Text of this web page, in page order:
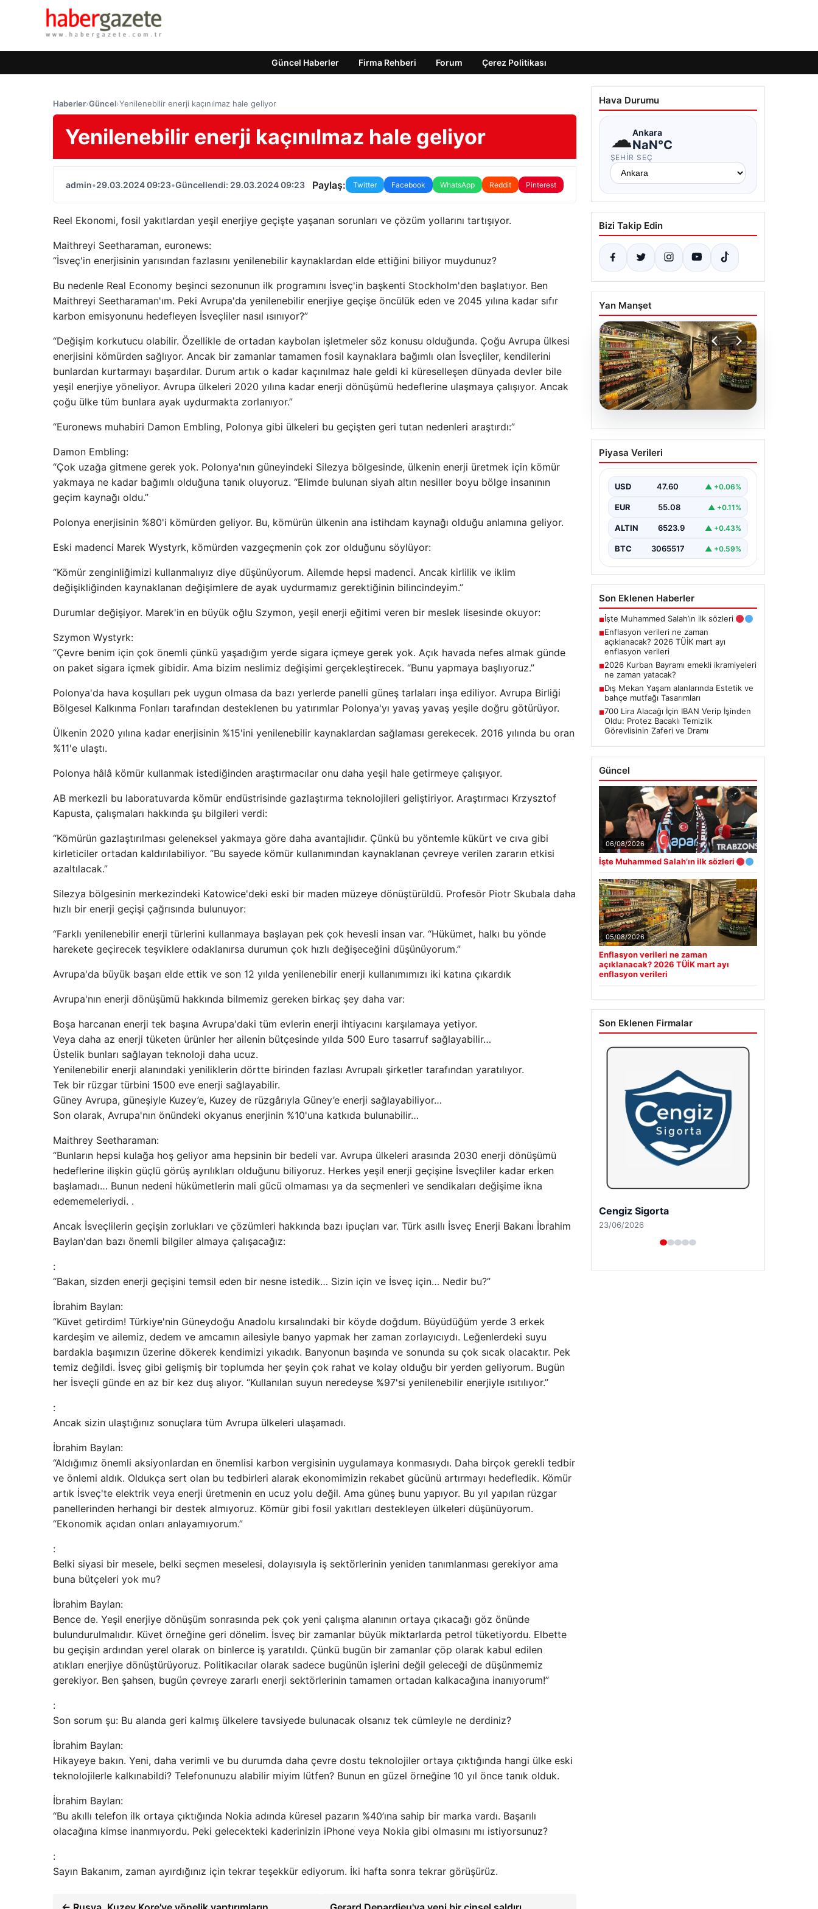
Güncel Haberler Firma Rehberi Forum Çerez Politikası
Haberler›Güncel›Yenilenebilir enerji kaçınılmaz hale geliyor
Yenilenebilir enerji kaçınılmaz hale geliyor
admin•29.03.2024 09:23•Güncellendi: 29.03.2024 09:23 Paylaş: Twitter Facebook WhatsApp Reddit Pinterest
Reel Ekonomi, fosil yakıtlardan yeşil enerjiye geçişte yaşanan sorunları ve çözüm yollarını tartışıyor.
Maithreyi Seetharaman, euronews:
“İsveç'in enerjisinin yarısından fazlasını yenilenebilir kaynaklardan elde ettiğini biliyor muydunuz?
Bu nedenle Real Economy beşinci sezonunun ilk programını İsveç'in başkenti Stockholm'den başlatıyor. Ben
Maithreyi Seetharaman'ım. Peki Avrupa'da yenilenebilir enerjiye geçişe öncülük eden ve 2045 yılına kadar sıfır
karbon emisyonunu hedefleyen İsveçliler nasıl ısınıyor?”
“Değişim korkutucu olabilir. Özellikle de ortadan kaybolan işletmeler söz konusu olduğunda. Çoğu Avrupa ülkesi
enerjisini kömürden sağlıyor. Ancak bir zamanlar tamamen fosil kaynaklara bağımlı olan İsveçliler, kendilerini
bunlardan kurtarmayı başardılar. Durum artık o kadar kaçınılmaz hale geldi ki küreselleşen dünyada devler bile
yeşil enerjiye yöneliyor. Avrupa ülkeleri 2020 yılına kadar enerji dönüşümü hedeflerine ulaşmaya çalışıyor. Ancak
çoğu ülke tüm bunlara ayak uydurmakta zorlanıyor.”
“Euronews muhabiri Damon Embling, Polonya gibi ülkeleri bu geçişten geri tutan nedenleri araştırdı:”
Damon Embling:
“Çok uzağa gitmene gerek yok. Polonya'nın güneyindeki Silezya bölgesinde, ülkenin enerji üretmek için kömür
yakmaya ne kadar bağımlı olduğuna tanık oluyoruz. “Elimde bulunan siyah altın nesiller boyu bölge insanının
geçim kaynağı oldu.”
Polonya enerjisinin %80'i kömürden geliyor. Bu, kömürün ülkenin ana istihdam kaynağı olduğu anlamına geliyor.
Eski madenci Marek Wystyrk, kömürden vazgeçmenin çok zor olduğunu söylüyor:
“Kömür zenginliğimizi kullanmalıyız diye düşünüyorum. Ailemde hepsi madenci. Ancak kirlilik ve iklim
değişikliğinden kaynaklanan değişimlere de ayak uydurmamız gerektiğinin bilincindeyim.”
Durumlar değişiyor. Marek'in en büyük oğlu Szymon, yeşil enerji eğitimi veren bir meslek lisesinde okuyor:
Szymon Wystyrk:
“Çevre benim için çok önemli çünkü yaşadığım yerde sigara içmeye gerek yok. Açık havada nefes almak günde
on paket sigara içmek gibidir. Ama bizim neslimiz değişimi gerçekleştirecek. “Bunu yapmaya başlıyoruz.”
Polonya'da hava koşulları pek uygun olmasa da bazı yerlerde panelli güneş tarlaları inşa ediliyor. Avrupa Birliği
Bölgesel Kalkınma Fonları tarafından desteklenen bu yatırımlar Polonya'yı yavaş yavaş yeşile doğru götürüyor.
Ülkenin 2020 yılına kadar enerjisinin %15'ini yenilenebilir kaynaklardan sağlaması gerekecek. 2016 yılında bu oran
%11'e ulaştı.
Polonya hâlâ kömür kullanmak istediğinden araştırmacılar onu daha yeşil hale getirmeye çalışıyor.
AB merkezli bu laboratuvarda kömür endüstrisinde gazlaştırma teknolojileri geliştiriyor. Araştırmacı Krzysztof
Kapusta, çalışmaları hakkında şu bilgileri verdi:
“Kömürün gazlaştırılması geleneksel yakmaya göre daha avantajlıdır. Çünkü bu yöntemle kükürt ve cıva gibi
kirleticiler ortadan kaldırılabiliyor. “Bu sayede kömür kullanımından kaynaklanan çevreye verilen zararın etkisi
azaltılacak.”
Silezya bölgesinin merkezindeki Katowice'deki eski bir maden müzeye dönüştürüldü. Profesör Piotr Skubala daha
hızlı bir enerji geçişi çağrısında bulunuyor:
“Farklı yenilenebilir enerji türlerini kullanmaya başlayan pek çok hevesli insan var. “Hükümet, halkı bu yönde
harekete geçirecek teşviklere odaklanırsa durumun çok hızlı değişeceğini düşünüyorum.”
Avrupa'da büyük başarı elde ettik ve son 12 yılda yenilenebilir enerji kullanımımızı iki katına çıkardık
Avrupa'nın enerji dönüşümü hakkında bilmemiz gereken birkaç şey daha var:
Boşa harcanan enerji tek başına Avrupa'daki tüm evlerin enerji ihtiyacını karşılamaya yetiyor.
Veya daha az enerji tüketen ürünler her ailenin bütçesinde yılda 500 Euro tasarruf sağlayabilir…
Üstelik bunları sağlayan teknoloji daha ucuz.
Yenilenebilir enerji alanındaki yeniliklerin dörtte birinden fazlası Avrupalı ​​şirketler tarafından yaratılıyor.
Tek bir rüzgar türbini 1500 eve enerji sağlayabilir.
Güney Avrupa, güneşiyle Kuzey’e, Kuzey de rüzgârıyla Güney’e enerji sağlayabiliyor…
Son olarak, Avrupa'nın önündeki okyanus enerjinin %10'una katkıda bulunabilir…
Maithrey Seetharaman:
“Bunların hepsi kulağa hoş geliyor ama hepsinin bir bedeli var. Avrupa ülkeleri arasında 2030 enerji dönüşümü
hedeflerine ilişkin güçlü görüş ayrılıkları olduğunu biliyoruz. Herkes yeşil enerji geçişine İsveçliler kadar erken
başlamadı… Bunun nedeni hükümetlerin mali gücü olmaması ya da seçmenleri ve sendikaları değişime ikna
edememeleriydi. .
Ancak İsveçlilerin geçişin zorlukları ve çözümleri hakkında bazı ipuçları var. Türk asıllı İsveç Enerji Bakanı İbrahim
Baylan'dan bazı önemli bilgiler almaya çalışacağız:
:
“Bakan, sizden enerji geçişini temsil eden bir nesne istedik… Sizin için ve İsveç için… Nedir bu?”
İbrahim Baylan:
“Küvet getirdim! Türkiye'nin Güneydoğu Anadolu kırsalındaki bir köyde doğdum. Büyüdüğüm yerde 3 erkek
kardeşim ve ailemiz, dedem ve amcamın ailesiyle banyo yapmak her zaman zorlayıcıydı. Leğenlerdeki suyu
bardakla başımızın üzerine dökerek kendimizi yıkadık. Banyonun başında ve sonunda su çok sıcak olacaktır. Pek
temiz değildi. İsveç gibi gelişmiş bir toplumda her şeyin çok rahat ve kolay olduğu bir yerden geliyorum. Bugün
her İsveçli günde en az bir kez duş alıyor. “Kullanılan suyun neredeyse %97'si yenilenebilir enerjiyle ısıtılıyor.”
:
Ancak sizin ulaştığınız sonuçlara tüm Avrupa ülkeleri ulaşamadı.
İbrahim Baylan:
“Aldığımız önemli aksiyonlardan en önemlisi karbon vergisinin uygulamaya konmasıydı. Daha birçok gerekli tedbir
ve önlemi aldık. Oldukça sert olan bu tedbirleri alarak ekonomimizin rekabet gücünü artırmayı hedefledik. Kömür
artık İsveç'te elektrik veya enerji üretmenin en ucuz yolu değil. Ama güneş bunu yapıyor. Bu yıl yapılan rüzgar
panellerinden herhangi bir destek almıyoruz. Kömür gibi fosil yakıtları destekleyen ülkeleri düşünüyorum.
“Ekonomik açıdan onları anlayamıyorum.”
:
Belki siyasi bir mesele, belki seçmen meselesi, dolayısıyla iş sektörlerinin yeniden tanımlanması gerekiyor ama
buna bütçeleri yok mu?
İbrahim Baylan:
Bence de. Yeşil enerjiye dönüşüm sonrasında pek çok yeni çalışma alanının ortaya çıkacağı göz önünde
bulundurulmalıdır. Küvet örneğine geri dönelim. İsveç bir zamanlar büyük miktarlarda petrol tüketiyordu. Elbette
bu geçişin ardından yerel olarak on binlerce iş yaratıldı. Çünkü bugün bir zamanlar çöp olarak kabul edilen
atıkları enerjiye dönüştürüyoruz. Politikacılar olarak sadece bugünün işlerini değil geleceği de düşünmemiz
gerekiyor. Ben şahsen, bugün çevreye zararlı enerji sektörlerinin tamamen ortadan kalkacağına inanıyorum!”
:
Son sorum şu: Bu alanda geri kalmış ülkelere tavsiyede bulunacak olsanız tek cümleyle ne derdiniz?
İbrahim Baylan:
Hikayeye bakın. Yeni, daha verimli ve bu durumda daha çevre dostu teknolojiler ortaya çıktığında hangi ülke eski
teknolojilerle kalkınabildi? Telefonunuzu alabilir miyim lütfen? Bunun en güzel örneğine 10 yıl önce tanık olduk.
İbrahim Baylan:
“Bu akıllı telefon ilk ortaya çıktığında Nokia adında küresel pazarın %40’ına sahip bir marka vardı. Başarılı
olacağına kimse inanmıyordu. Peki gelecekteki kaderinizin iPhone veya Nokia gibi olmasını mı istiyorsunuz?
:
Sayın Bakanım, zaman ayırdığınız için tekrar teşekkür ediyorum. İki hafta sonra tekrar görüşürüz.
Hava Durumu
☁Ankara
NaN°C
ŞEHIR SEÇ
Bizi Takip Edin
Yan Manşet
05.08.2026
Enflasyon verileri ne
zaman açıklanacak?
enflasyon verileri
Piyasa Verileri
USD 47.60 ▲ +0.06%
EUR 55.08 ▲ +0.11%
ALTIN 6523.9 ▲ +0.43%
BTC 3065517 ▲ +0.59%
Son Eklenen Haberler
■İşte Muhammed Salah’ın ilk sözleri
■Enflasyon verileri ne zaman
açıklanacak? 2026 TÜİK mart ayı
enflasyon verileri
■2026 Kurban Bayramı emekli ikramiyeleri
ne zaman yatacak?
■Dış Mekan Yaşam alanlarında Estetik ve
bahçe mutfağı Tasarımları
■700 Lira Alacağı İçin IBAN Verip İşinden
Oldu: Protez Bacaklı Temizlik
Görevlisinin Zaferi ve Dramı
Güncel
06/08/2026
İşte Muhammed Salah’ın ilk sözleri
05/08/2026
Enflasyon verileri ne zaman
açıklanacak? 2026 TÜİK mart ayı
enflasyon verileri
Son Eklenen Firmalar
Hastaş Beton
26/05/2026